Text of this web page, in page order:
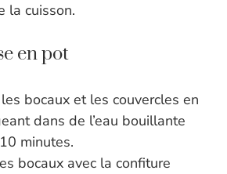
la cuisson.
en pot
bocaux et les couvercles en
dans de l’eau bouillante
minutes.
bocaux avec la confiture